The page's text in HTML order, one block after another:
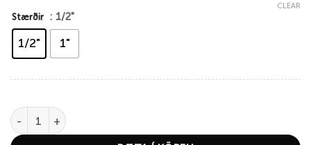
Stærðir : 1/2"
1/2" 1"
CLEAR
Frances Svört Copper quantity